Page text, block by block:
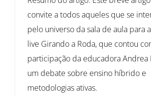
convite a todos aqueles que se
pelo universo da sala de aula para
live Girando a Roda, que contou
participação da educadora Andrea
um debate sobre ensino híbrido e
metodologias ativas.